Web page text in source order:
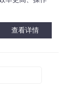
查看详情